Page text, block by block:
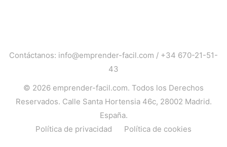
Contáctanos: info@emprender-facil.com / +34 670-21-51-
43
© 2026 emprender-facil.com. Todos los Derechos
Reservados. Calle Santa Hortensia 46c, 28002 Madrid.
España.
Política de privacidad
Política de cookies